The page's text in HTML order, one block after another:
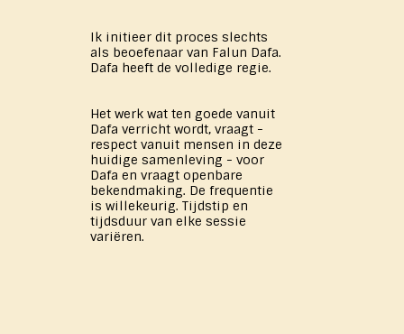
Ik initieer dit proces slechts
als beoefenaar van Falun Dafa.
Dafa heeft de volledige regie.
Het werk wat ten goede vanuit
Dafa verricht wordt, vraagt -
respect vanuit mensen in deze
huidige samenleving - voor
Dafa en vraagt openbare
bekendmaking. De frequentie
is willekeurig. Tijdstip en
tijdsduur van elke sessie
variëren.